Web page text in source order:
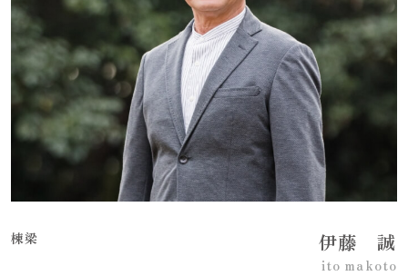
棟梁 伊藤 誠
ito makoto